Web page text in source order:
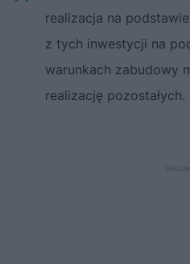
realizacja na
z tych inwestycji na
warunkach zabudowy
realizację pozostałych.